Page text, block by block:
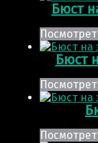
Бюст
Бюст